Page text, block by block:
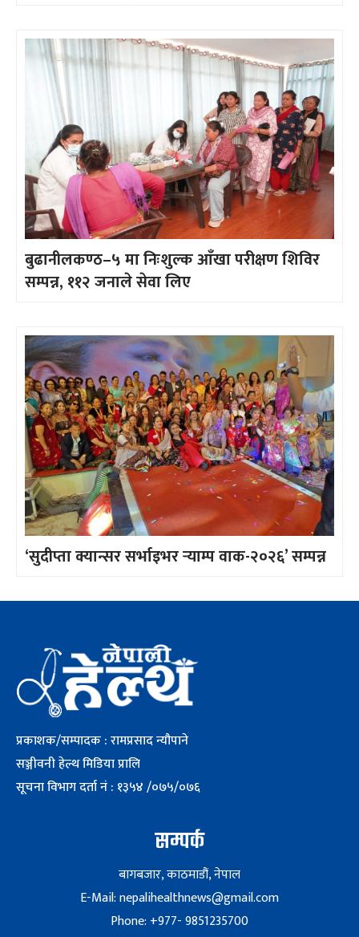
बुढानीलकण्ठ–५ मा निःशुल्क आँखा परीक्षण शिविर
सम्पन्न, ११२ जनाले सेवा लिए
‘सुदीप्ता क्यान्सर सर्भाइभर र्‍याम्प वाक-२०२६’ सम्पन्न
प्रकाशक/सम्पादक : रामप्रसाद न्यौपाने
सञ्जीवनी हेल्थ मिडिया प्रालि
सूचना विभाग दर्ता नं : १३५४ /०७५/०७६
सम्पर्क
बागबजार, काठमाडौं, नेपाल
E-Mail: nepalihealthnews@gmail.com
Phone: +977- 9851235700